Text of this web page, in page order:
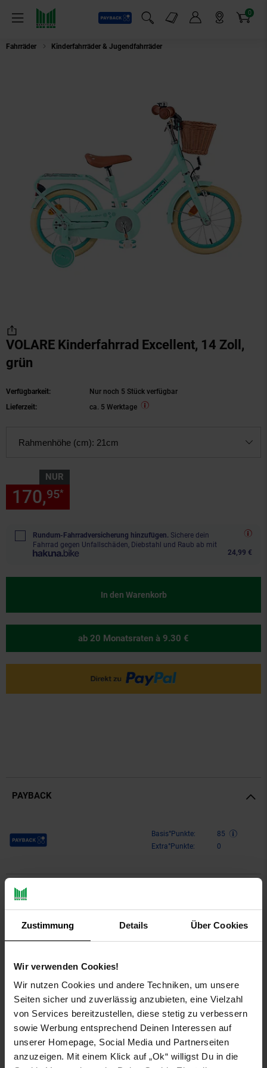
Zustimmung Details Über Cookies
Wir verwenden Cookies!
Wir nutzen Cookies und andere Techniken, um unsere
Seiten sicher und zuverlässig anzubieten, eine Vielzahl
von Services bereitzustellen, diese stetig zu verbessern
sowie Werbung entsprechend Deinen Interessen auf
unserer Homepage, Social Media und Partnerseiten
anzuzeigen. Mit einem Klick auf „Ok“ willigst Du in die
Menü
Payback
Suchfeld einblenden
Markt-Angebote 0
Artikel
Fahrräder Kinderfahrräder & Jugendfahrräder
VOLARE Kinderfahrrad Excellent, 14 Zoll,
grün
Verfügbarkeit:
Nur noch 5 Stück verfügbar
Lieferzeit:
ca. 5 Werktage
Rahmenhöhe (cm): 21cm
NUR
170,95*
Rundum-Fahrradversicherung hinzufügen. Sichere dein
Fahrrad gegen Unfallschäden, Diebstahl und Raub ab mit
24,99 €
In den Warenkorb
ab 20 Monatsraten à 9.30 €
PAYBACK
Payback Punkte Basis°Punkte:
85
Extra°Punkte:
0
Produktbeschreibung
Mit dem Volare Excellent 14 Zoll Kinderfahrrad macht das
Fahrradfahren lernen jedem Kind Spaß!
Sicherheit steht an erster Stelle! Deshalb verfügt dieses coole
abnehmbare Stützräder und einen geschlossenen
Kettenschutz. Außerdem hat es Rückstrahler und eine lustige
Klingel. Auch an Komfort wurde gedacht. Das schöne grüne
Volare-Fahrrad hat einen praktischen Gepäckträger, einen
luxuriös weichen Sattel und einen praktischen Weidenkorb.
Damit Sie möglichst lange Freude an dem Fahrrad haben, sind
Sattel und Lenker höhenverstellbar. Alle für die Montage des